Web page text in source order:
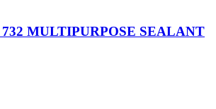
MULTIPURPOSE SEALANT